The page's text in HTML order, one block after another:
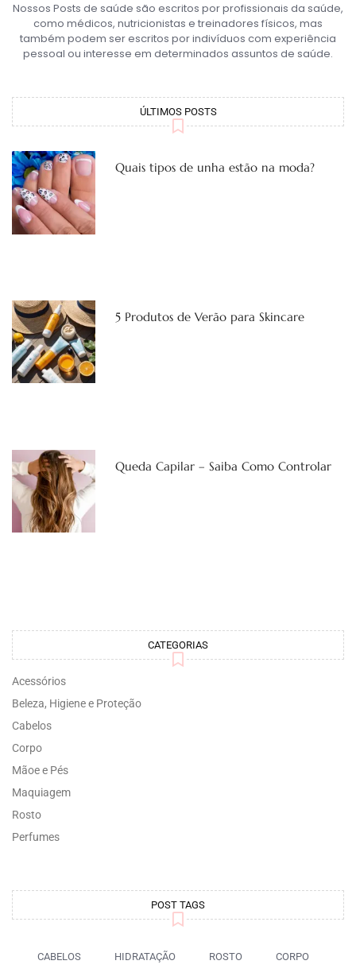
Nossos Posts de saúde são escritos por profissionais da saúde,
como médicos, nutricionistas e treinadores físicos, mas
também podem ser escritos por indivíduos com experiência
pessoal ou interesse em determinados assuntos de saúde.
ÚLTIMOS POSTS
Quais tipos de unha estão na moda?
5 Produtos de Verão para Skincare
Queda Capilar – Saiba Como Controlar
CATEGORIAS
Acessórios
Beleza, Higiene e Proteção
Cabelos
Corpo
Mãoe e Pés
Maquiagem
Rosto
Perfumes
POST TAGS
CABELOS HIDRATAÇÃO ROSTO CORPO